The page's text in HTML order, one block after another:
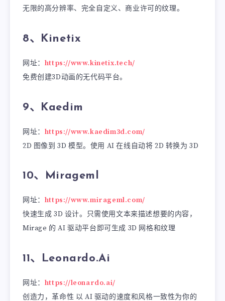
无限的高分辨率、完全自定义、商业许可的纹理。
8、Kinetix
网址： https://www.kinetix.tech/
免费创建3D动画的无代码平台。
9、Kaedim
网址： https://www.kaedim3d.com/
2D 图像到 3D 模型。使用 AI 在线自动将 2D 转换为 3D
10、Mirageml
网址： https://www.mirageml.com/
快速生成 3D 设计。只需使用文本来描述想要的内容，
Mirage 的 AI 驱动平台即可生成 3D 网格和纹理
11、Leonardo.Ai
网址： https://leonardo.ai/
创造力，革命性 以 AI 驱动的速度和风格一致性为你的